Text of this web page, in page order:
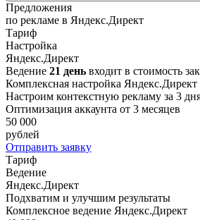
Предложения
по рекламе в Яндекс.Директ
Тариф
Настройка
Яндекс.Директ
Ведение 21 день входит в стоимость
Комплексная настройка
Настроим контекстную рекламу за 3
Оптимизация аккаунта от 3 месяцев
50 000
рублей
Отправить заявку
Тариф
Ведение
Яндекс.Директ
Подхватим и улучшим результаты
Комплексное ведение Яндекс.Директ